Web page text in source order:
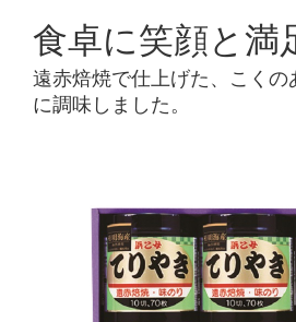
食卓に笑顔と満
遠赤焙焼で仕上げた、こくの
に調味しました。